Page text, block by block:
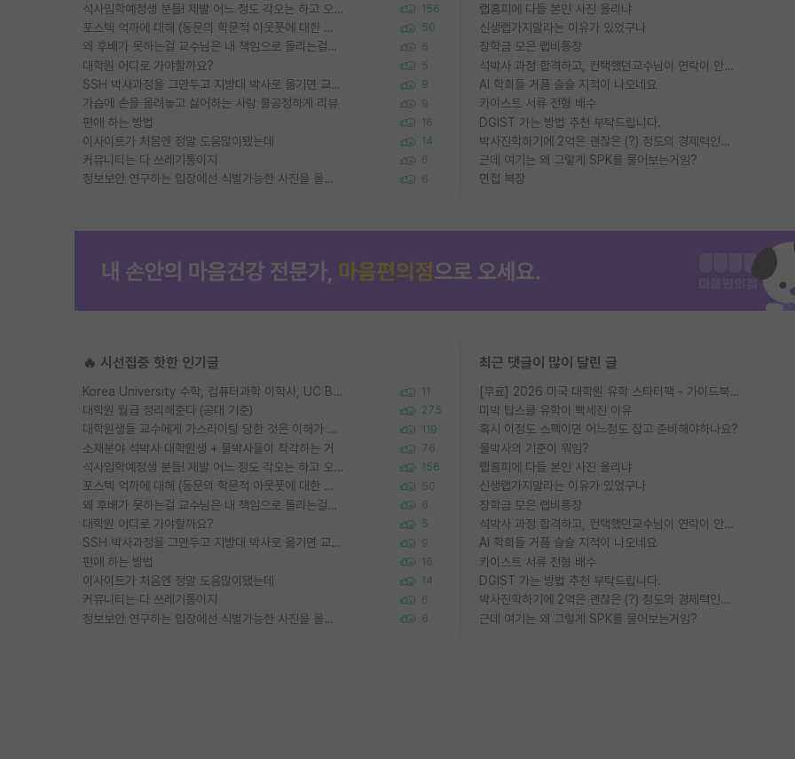
석사입학예정생 분들! 제발 어느 정도 각오는 하고 오세요. 156
포스텍 억까에 대해 (동문의 학문적 아웃풋에 대한 반박) 50
왜 후배가 못하는걸 교수님은 내 책임으로 돌리는걸까요? 6
대학원 어디로 가야할까요? 5
SSH 박사과정을 그만두고 지방대 박사로 옮기면 교수의 꿈은 끝일까요? 9
가슴에 손을 올려놓고 싫어하는 사람 불공정하게 리뷰 9
편애 하는 방법 16
이사이트가 처음엔 정말 도움많이됐는데 14
커뮤니티는 다 쓰레기통이지 6
정보보안 연구하는 입장에선 식별가능한 사진을 올리는건 비추이긴함 6
랩홈피에 다들 본인 사진 올리냐
신생랩가지말라는 이유가 있었구나
장학금 모은 랩비통장
석박사 과정 합격하고, 컨택했던교수님이 연락이 안됩니다...
AI 학회들 거품 슬슬 지적이 나오네요
카이스트 서류 전형 배수
DGIST 가는 방법 추천 부탁드립니다.
박사진학하기에 2억은 괜찮은 (?) 정도의 경제력인가요
근데 여기는 왜 그렇게 SPK를 물어보는거임?
면접 복장
🔥 시선집중 핫한 인기글
Korea University 수학, 컴퓨터과학 이학사, UC Berkeley 산업공학 대학원 공학박사가 되는 것은 쉽지 않겠죠? 11
대학원 월급 정리해준다 (공대 기준) 275
대학원생들 교수에게 가스라이팅 당한 것은 이해가 갑니다. 안타깝네요. 119
소재분야 석박사 대학원생 + 물박사들이 착각하는 거 76
석사입학예정생 분들! 제발 어느 정도 각오는 하고 오세요. 156
포스텍 억까에 대해 (동문의 학문적 아웃풋에 대한 반박) 50
왜 후배가 못하는걸 교수님은 내 책임으로 돌리는걸까요? 6
대학원 어디로 가야할까요? 5
SSH 박사과정을 그만두고 지방대 박사로 옮기면 교수의 꿈은 끝일까요? 9
편애 하는 방법 16
이사이트가 처음엔 정말 도움많이됐는데 14
커뮤니티는 다 쓰레기통이지 6
정보보안 연구하는 입장에선 식별가능한 사진을 올리는건 비추이긴함 6
최근 댓글이 많이 달린 글
[무료] 2026 미국 대학원 유학 스타터팩 - 가이드북 & 합격자 컨택메일 템플릿
미박 탑스쿨 유학이 빡세진 이유
혹시 이정도 스펙이면 어느정도 잡고 준비해야하나요?
물박사의 기준이 뭐임?
랩홈피에 다들 본인 사진 올리냐
신생랩가지말라는 이유가 있었구나
장학금 모은 랩비통장
석박사 과정 합격하고, 컨택했던교수님이 연락이 안됩니다...
AI 학회들 거품 슬슬 지적이 나오네요
카이스트 서류 전형 배수
DGIST 가는 방법 추천 부탁드립니다.
박사진학하기에 2억은 괜찮은 (?) 정도의 경제력인가요
근데 여기는 왜 그렇게 SPK를 물어보는거임?